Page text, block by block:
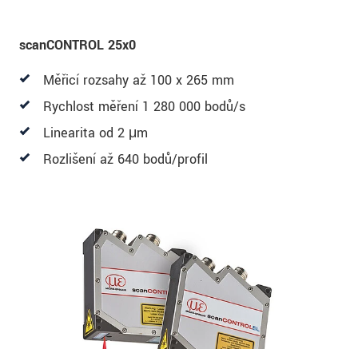
scanCONTROL 25x0
Měřicí rozsahy až 100 x 265 mm
Rychlost měření 1 280 000 bodů/s
Linearita od 2 μm
Rozlišení až 640 bodů/profil